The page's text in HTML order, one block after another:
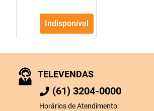
Indisponível
TELEVENDAS
(61) 3204-0000
Horários de Atendimento: